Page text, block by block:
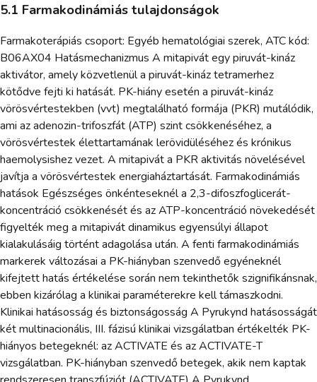
5.1 Farmakodinámiás tulajdonságok
Farmakoterápiás csoport: Egyéb hematológiai szerek, ATC kód:
B06AX04 Hatásmechanizmus A mitapivát egy piruvát-kináz
aktivátor, amely közvetlenül a piruvát-kináz tetramerhez
kötődve fejti ki hatását. PK-hiány esetén a piruvát-kináz
vörösvértestekben (vvt) megtalálható formája (PKR) mutálódik,
ami az adenozin-trifoszfát (ATP) szint csökkenéséhez, a
vörösvértestek élettartamának lerövidüléséhez és krónikus
haemolysishez vezet. A mitapivát a PKR aktivitás növelésével
javítja a vörösvértestek energiaháztartását. Farmakodinámiás
hatások Egészséges önkénteseknél a 2,3-difoszfoglicerát-
koncentráció csökkenését és az ATP-koncentráció növekedését
figyelték meg a mitapivát dinamikus egyensúlyi állapot
kialakulásáig történt adagolása után. A fenti farmakodinámiás
markerek változásai a PK-hiányban szenvedő egyéneknél
kifejtett hatás értékelése során nem tekinthetők szignifikánsnak,
ebben kizárólag a klinikai paraméterekre kell támaszkodni.
Klinikai hatásosság és biztonságosság A Pyrukynd hatásosságát
két multinacionális, III. fázisú klinikai vizsgálatban értékelték PK-
hiányos betegeknél: az ACTIVATE és az ACTIVATE-T
vizsgálatban. PK-hiányban szenvedő betegek, akik nem kaptak